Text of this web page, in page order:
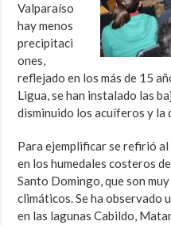
Valparaíso
hay menos
precipitaci
ones,
reflejado en los más de 15
Ligua, se han instalado las
disminuido los acuíferos y la
Para ejemplificar se refirió
en los humedales costeros
Santo Domingo, que son
climáticos. Se ha observado
en las lagunas Cabildo,